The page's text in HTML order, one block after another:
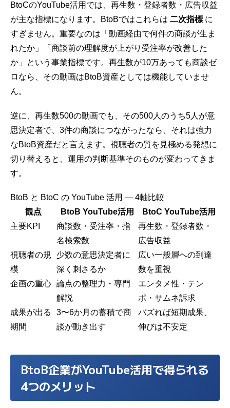
BtoCのYouTube活用では、再生数・登録者数・広告収益
が主な指標になります。BtoBではこれらは 二次指標 に
すぎません。重要なのは「動画経由で何件の商談が生ま
れたか」「商談前の理解度が上がり受注率が改善した
か」という事業指標です。再生数が10万あっても商談ゼ
ロなら、その動画はBtoB資産としては機能していませ
ん。
逆に、再生数500の動画でも、その500人のうち5人が意
思決定者で、3件の商談につながったなら、それは強力
なBtoB資産だと言えます。視聴者の質を見極める発想に
切り替えると、運用の判断基準そのものが変わってきま
す。
BtoB と BtoC の YouTube 活用 ― 4軸比較
観点
BtoB YouTube活用
BtoC YouTube活用
主要KPI
商談数 ・受注率・指
名検索数
再生数・登録者数・
広告収益
視聴者の規
模
少数の意思決定者に
深く刺さるか
広い一般層への到達
数を重視
企画の重心 論点の整理力 ・専門
解説
エンタメ性・テン
ポ・サムネ訴求
成果が出る
期間
3〜6か月 の蓄積で商
談が動き出す
バズれば短期成果、
伸びは不安定
BtoB企業がYouTube活用で得られる
4つのメリット